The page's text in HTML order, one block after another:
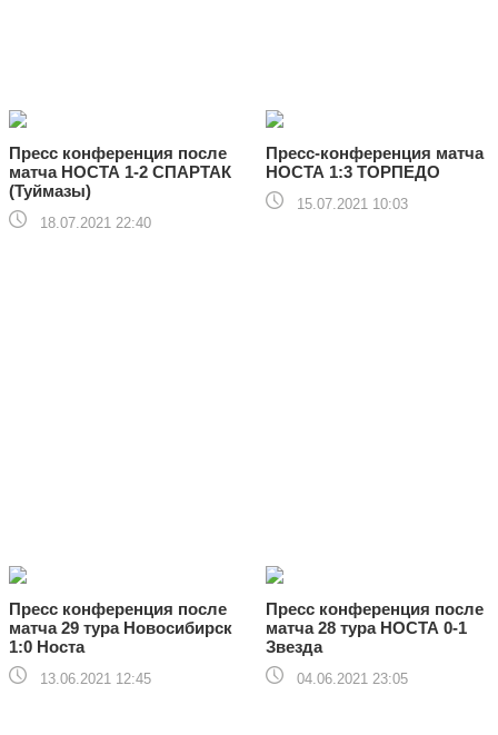
Пресс конференция после
матча НОСТА 1-2 СПАРТАК
(Туймазы)
18.07.2021 22:40
Пресс-конференция матча
НОСТА 1:3 ТОРПЕДО
15.07.2021 10:03
Пресс конференция после
матча 29 тура Новосибирск
1:0 Носта
13.06.2021 12:45
Пресс конференция после
матча 28 тура НОСТА 0-1
Звезда
04.06.2021 23:05